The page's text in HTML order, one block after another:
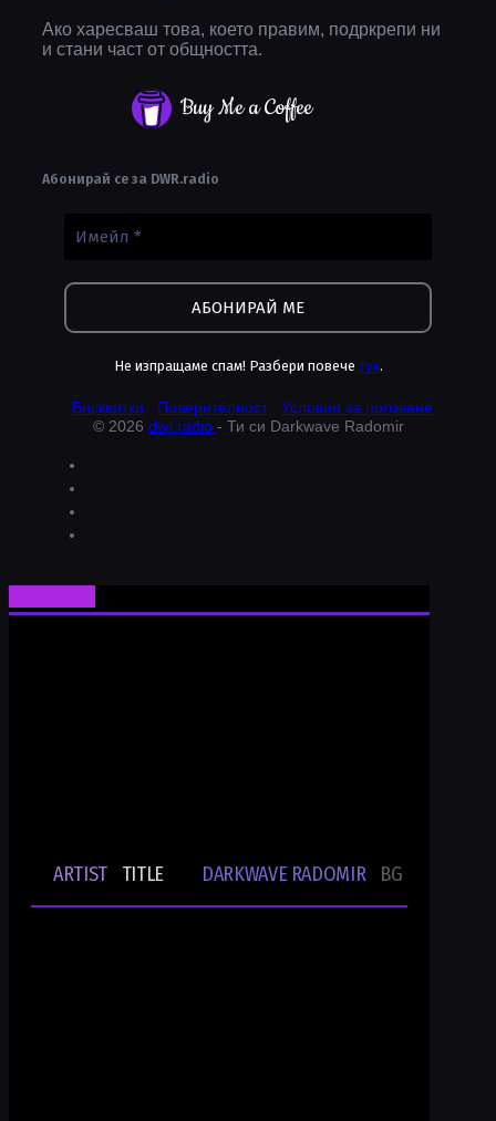
Ако харесваш това, което правим, подркрепи ни
и стани част от общността.
Buy Me a Coffee
Абонирай се за DWR.radio
Не изпращаме спам! Разбери повече тук.
Бисквитки Поверителност
Условия за ползване
© 2026 dwr.radio - Ти си Darkwave Radomir
ARTIST- TITLE DARKWAVE RADOMIR BG